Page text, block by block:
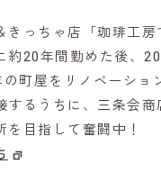
きっちゃ店「珈琲工房
約20年間勤めた後、
町屋をリノベーショ
するうちに、三条会商
を目指して奮闘中！